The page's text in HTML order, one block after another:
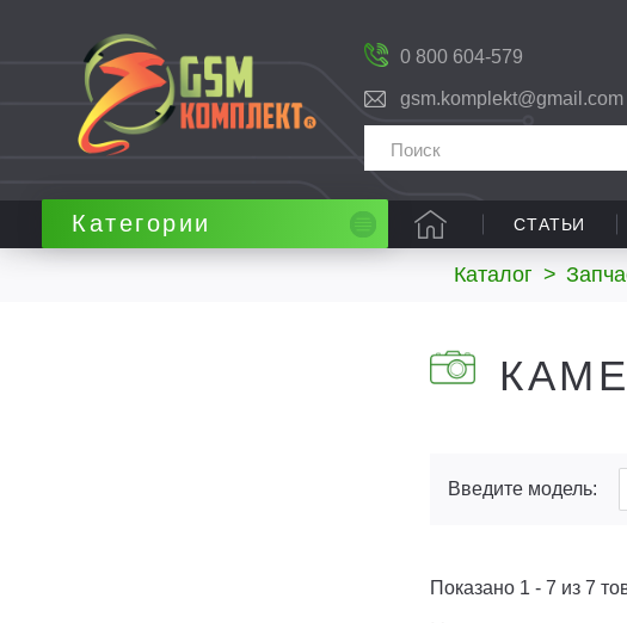
0 800 604-579
gsm.komplekt@gmail.com
СТАТЬИ
Каталог >
Категории
Введите модель:
Показано 1 - 7 из 7